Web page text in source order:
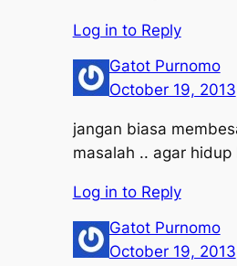
Log in to Reply
Gatot Purnomo
October 19, 2013
jangan biasa
masalah .. agar
Log in to Reply
Gatot Purnomo
October 19, 2013